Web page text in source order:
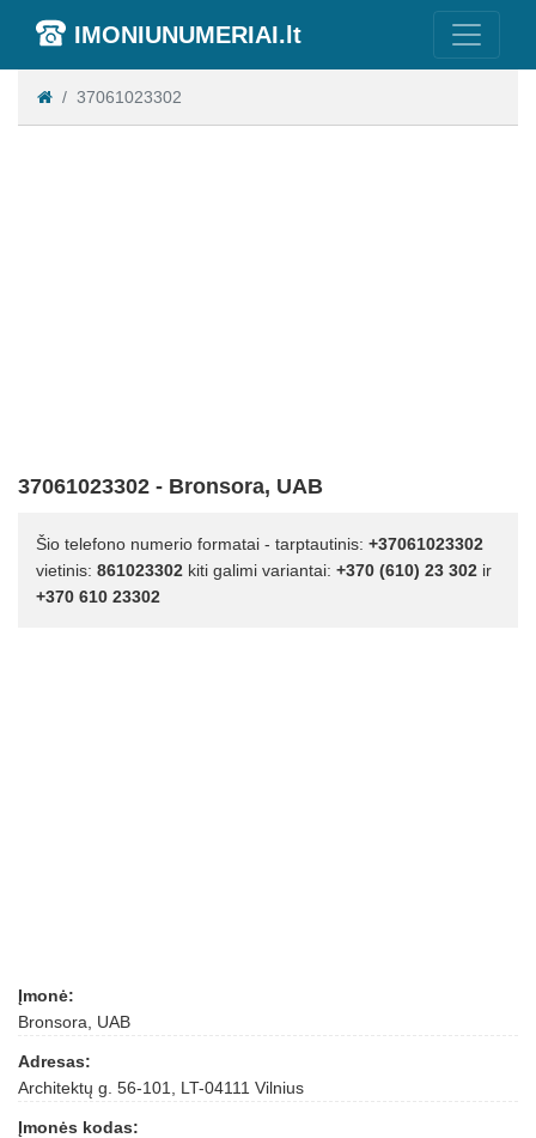
IMONIUNUMERIAI.lt
37061023302
37061023302 - Bronsora, UAB
Šio telefono numerio formatai - tarptautinis: +37061023302
vietinis: 861023302 kiti galimi variantai: +370 (610) 23 302 ir
+370 610 23302
Įmonė:
Bronsora, UAB
Adresas:
Architektų g. 56-101, LT-04111 Vilnius
Įmonės kodas: